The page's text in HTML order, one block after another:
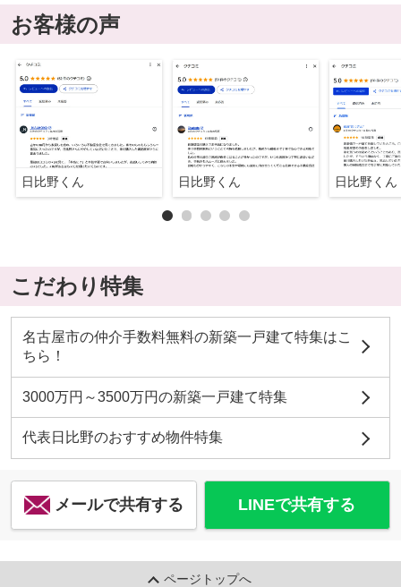
お客様の声
日比野くん 日比野くん 日比野くん
こだわり特集
名古屋市の仲介手数料無料の新築一戸建て特集はこ
ちら！
3000万円～3500万円の新築一戸建て特集
代表日比野のおすすめ物件特集
メールで共有する LINEで共有する
ページトップへ